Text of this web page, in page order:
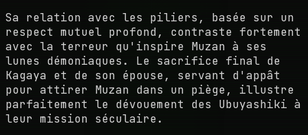
Sa relation avec les piliers, basée sur un
respect mutuel profond, contraste fortement
avec la terreur qu'inspire Muzan à ses
lunes démoniaques. Le sacrifice final de
Kagaya et de son épouse, servant d'appât
pour attirer Muzan dans un piège, illustre
parfaitement le dévouement des Ubuyashiki à
leur mission séculaire.